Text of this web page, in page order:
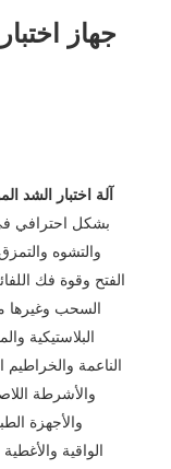
جهاز
آلة اختبار الشد
بشكل احترافي
والتشوه
الفتح وقوة فك
السحب وغيرها
البلاستيكية
الناعمة والخراطيم
والأشرطة
والأجهزة
الواقية